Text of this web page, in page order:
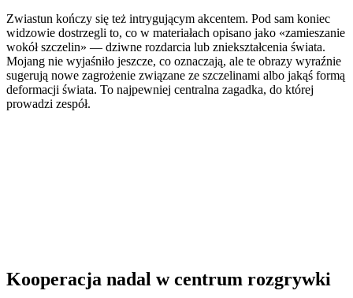
Zwiastun kończy się też intrygującym akcentem. Pod sam koniec
widzowie dostrzegli to, co w materiałach opisano jako «zamieszanie
wokół szczelin» — dziwne rozdarcia lub zniekształcenia świata.
Mojang nie wyjaśniło jeszcze, co oznaczają, ale te obrazy wyraźnie
sugerują nowe zagrożenie związane ze szczelinami albo jakąś formą
deformacji świata. To najpewniej centralna zagadka, do której
prowadzi zespół.
Kooperacja nadal w centrum rozgrywki